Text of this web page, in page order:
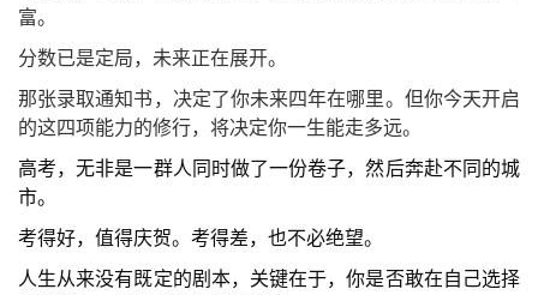
富。
分数已是定局，未来正在展开。
那张录取通知书，决定了你未来四年在哪里。但你今天开启
的这四项能力的修行，将决定你一生能走多远。
高考，无非是一群人同时做了一份卷子，然后奔赴不同的城
市。
考得好，值得庆贺。考得差，也不必绝望。
人生从来没有既定的剧本，关键在于，你是否敢在自己选择